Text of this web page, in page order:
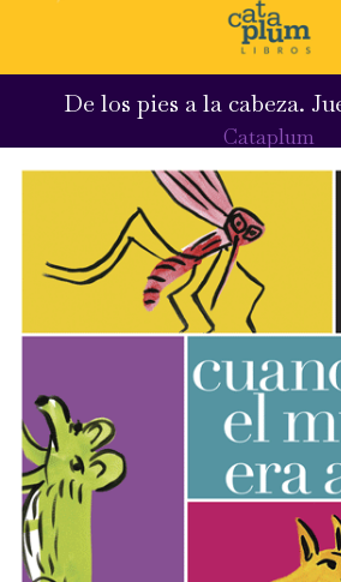
De los pies a la cabeza.
Cataplum